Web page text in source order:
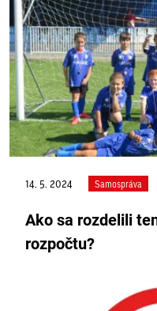
14. 5. 2024 Samospráva
Ako sa rozdelili
rozpočtu?